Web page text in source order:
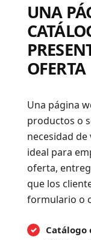
UNA
OFERTA
Una página
productos o
necesidad
ideal para
oferta,
que los
formulario o
Catálogo